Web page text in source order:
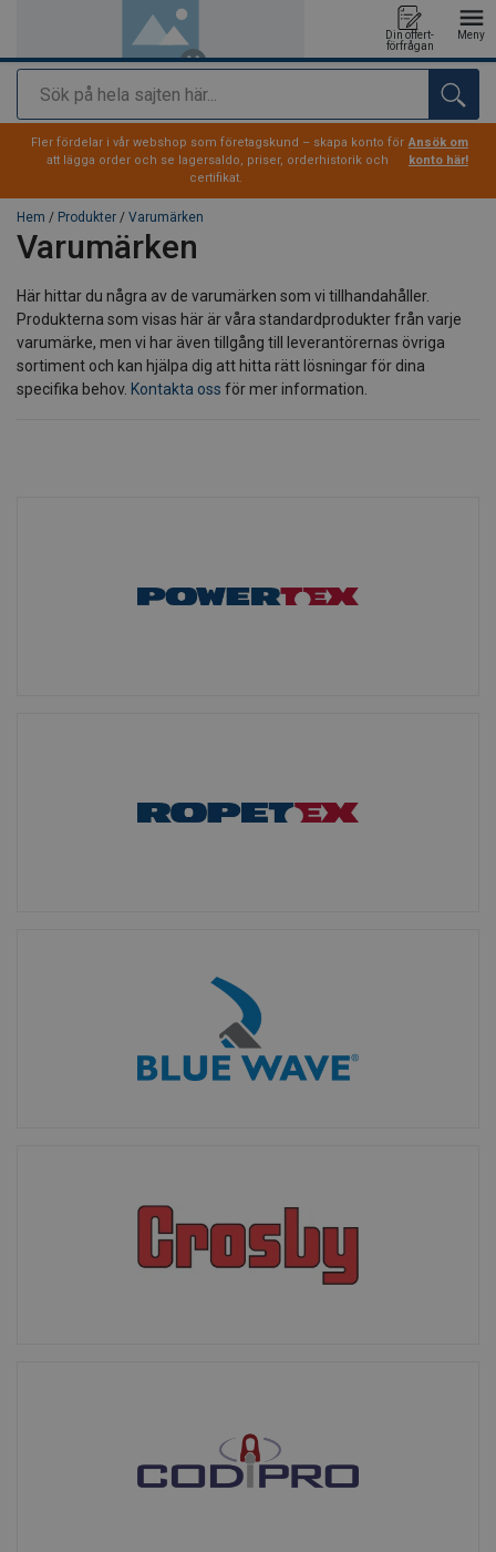
Sök
Din offert-
förfrågan
Meny
tillagd i varukorg
Fler fördelar i vår webshop som företagskund – skapa konto för
att lägga order och se lagersaldo, priser, orderhistorik och
certifikat.
Ansök om
konto här!
Hem / Produkter / Varumärken
Varumärken
Här hittar du några av de varumärken som vi tillhandahåller.
Produkterna som visas här är våra standardprodukter från varje
varumärke, men vi har även tillgång till leverantörernas övriga
sortiment och kan hjälpa dig att hitta rätt lösningar för dina
specifika behov. Kontakta oss för mer information.